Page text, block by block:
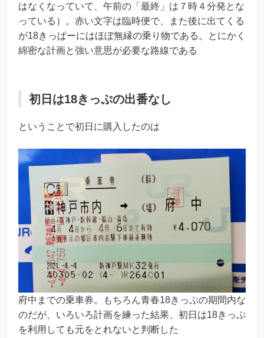
はなくなっていて、午前の「最終」は７時４分発とな
っている）。赤い文字は臨時便で、また後に出てくる
が18きっぱーにはほぼ無縁の乗り物である。とにかく
綿密な計画と強い意思が必要な路線である
初日は18きっぷの出番なし
ということで初日に購入したのは
府中までの乗車券。もちろん青春18きっぷの期間内な
のだが、いろいろ計画を練った結果、初日は18きっぷ
を利用しても元をとれないと判断した